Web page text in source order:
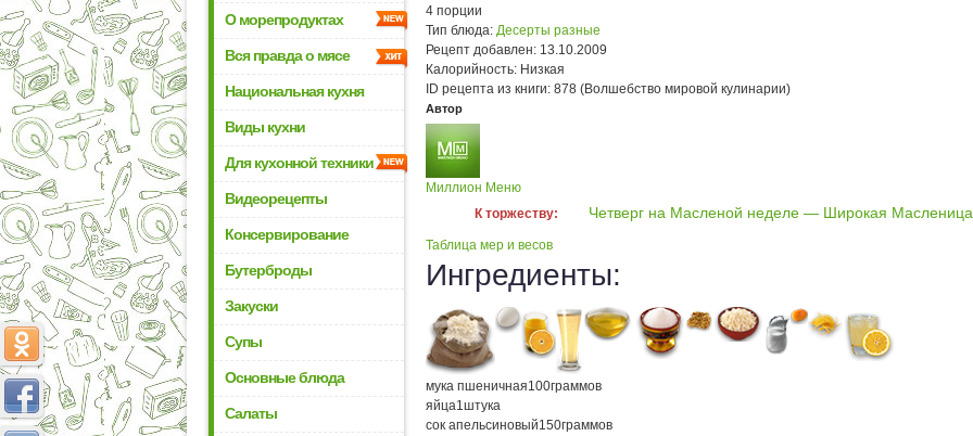
О морепродуктах
Вся правда о мясе
Национальная кухня
Виды кухни
Для кухонной техники
Видеорецепты
Консервирование
Бутерброды
Закуски
Супы
Основные блюда
Салаты
4 порции
Тип блюда: Десерты разные
Рецепт добавлен: 13.10.2009
Калорийность: Низкая
ID рецепта из книги: 878 (Волшебство мировой кулинарии)
Автор
Миллион Меню
К торжеству:
Четверг на Масленой неделе — Широкая Масленица
Таблица мер и весов
Ингредиенты:
мука пшеничная100граммов
яйца1штука
сок апельсиновый150граммов